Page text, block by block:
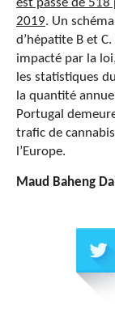
est passé de 518
2019. Un
d’hépatite B et
impacté par la
les statistiques
la quantité
Portugal
trafic de
l’Europe.
Maud Baheng